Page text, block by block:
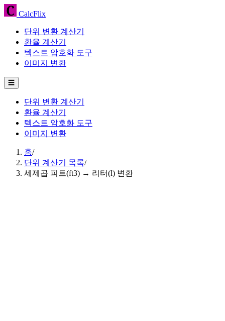
CalcFlix
단위 변환 계산기
환율 계산기
텍스트 암호화 도구
이미지 변환
☰
단위 변환 계산기
환율 계산기
텍스트 암호화 도구
이미지 변환
홈/
단위 계산기 목록/
세제곱 피트(ft3) → 리터(l) 변환